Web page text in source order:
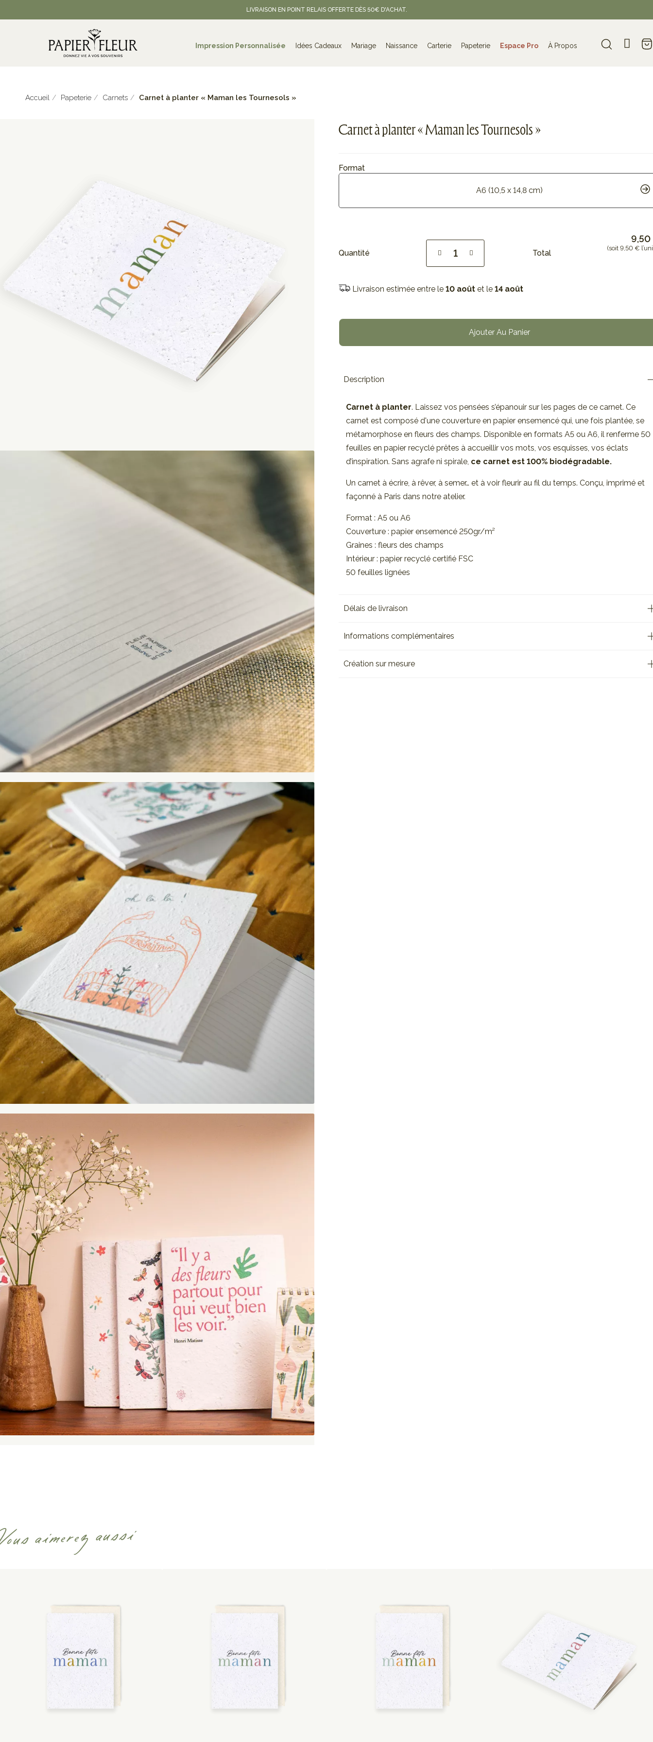
LIVRAISON EN POINT RELAIS OFFERTE DÈS 50€ D'ACHAT.
Impression Personnalisée Idées Cadeaux Mariage Naissance Carterie Papeterie Espace Pro À Propos
Accueil Papeterie Carnets Carnet à planter « Maman les Tournesols »
Carnet à planter « Maman les Tournesols »
Format
A6 (10,5 x 14,8 cm)
Quantité Total
(soit 9,50 €
Livraison estimée entre le 10 août et le 14 août
Ajouter Au Panier
Description
Carnet à planter. Laissez vos pensées s’épanouir sur les pages de ce carnet. Ce
carnet est composé d'une couverture en papier ensemencé qui, une fois plantée, se
métamorphose en fleurs des champs. Disponible en formats A5 ou A6, il renferme 50
feuilles en papier recyclé prêtes à accueillir vos mots, vos esquisses, vos éclats
d’inspiration. Sans agrafe ni spirale, ce carnet est 100% biodégradable.
Un carnet à écrire, à rêver, à semer… et à voir fleurir au fil du temps. Conçu, imprimé et
façonné à Paris dans notre atelier.
Format : A5 ou A6
Couverture : papier ensemencé 250gr/m²
Graines : fleurs des champs
Intérieur : papier recyclé certifié FSC
50 feuilles lignées
Délais de livraison
Informations complémentaires
Création sur mesure
aimerez aussi